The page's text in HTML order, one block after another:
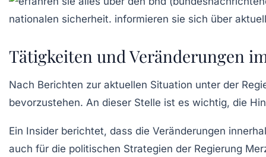
Tätigkeiten und Veränderungen
Nach Berichten zur aktuellen Situation unter der
bevorzustehen. An dieser Stelle ist es wichtig, die
Ein Insider berichtet, dass die Veränderungen
auch für die politischen Strategien der Regierung